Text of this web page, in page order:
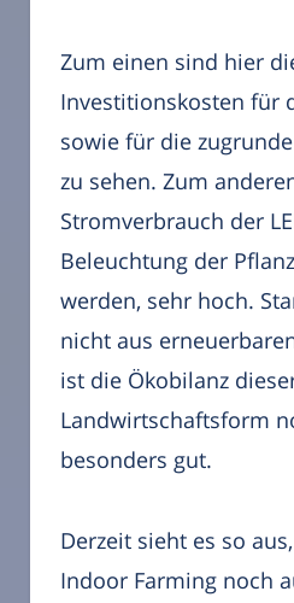
Zum einen sind hier
Investitionskosten für
sowie für die
zu sehen. Zum
Stromverbrauch der
Beleuchtung der
werden, sehr hoch.
nicht aus
ist die Ökobilanz
Landwirtschaftsform
besonders gut.
Derzeit sieht es so
Indoor Farming noch